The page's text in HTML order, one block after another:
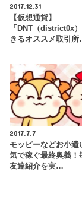
2017.12.31
【仮想通貨】
「DNT（district0x
きるオススメ取引
2017.7.7
モッピーなどお小遣
気で稼ぐ最終奥義！
友達紹介を実…